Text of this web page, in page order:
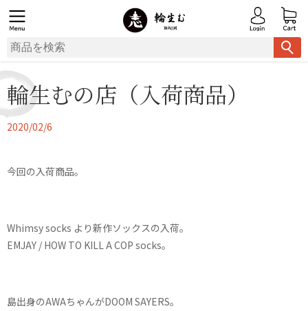
輪生むの店（入荷商品）
2020/02/6
今回の入荷商品。
Whimsy socks より新作ソックスの入荷。
EMJAY / HOW TO KILL A COP socks。
島出身のAWAちゃんがDOOM SAYERS。